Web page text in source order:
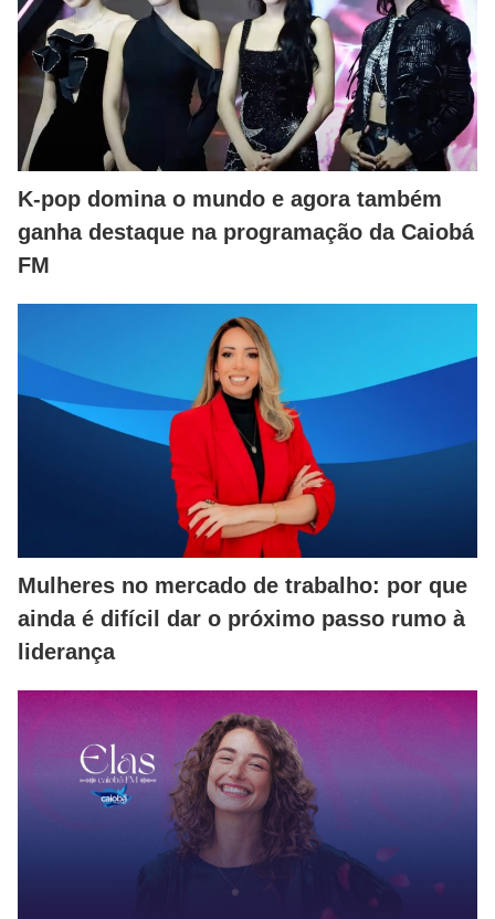
K-pop domina o mundo e agora também
ganha destaque na programação da Caiobá
FM
Mulheres no mercado de trabalho: por que
ainda é difícil dar o próximo passo rumo à
liderança